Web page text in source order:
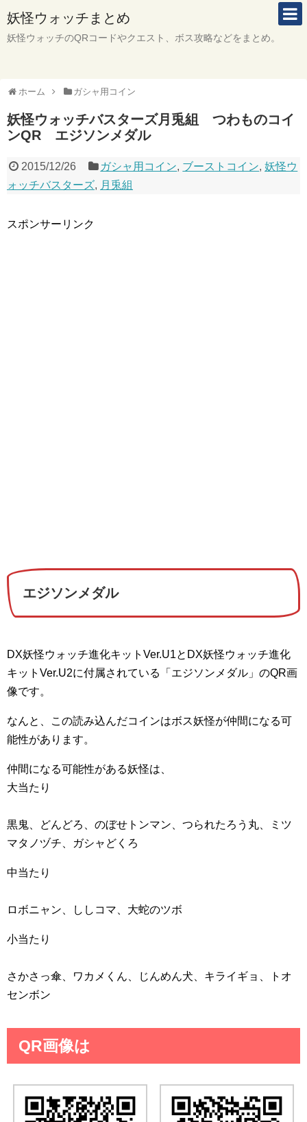
妖怪ウォッチまとめ
妖怪ウォッチのQRコードやクエスト、ボス攻略などをまとめ。
ホーム ガシャ用コイン
妖怪ウォッチバスターズ月兎組 つわものコイ
ンQR エジソンメダル
2015/12/26 ガシャ用コイン, ブーストコイン,妖怪ウ
ォッチバスターズ, 月兎組
スポンサーリンク
エジソンメダル
DX妖怪ウォッチ進化キットVer.U1とDX妖怪ウォッチ進化
キットVer.U2に付属されている「エジソンメダル」のQR画
像です。
なんと、この読み込んだコインはボス妖怪が仲間になる可
能性があります。
仲間になる可能性がある妖怪は、
大当たり
黒鬼、どんどろ、のぼせトンマン、つられたろう丸、ミツ
マタノヅチ、ガシャどくろ
中当たり
ロボニャン、ししコマ、大蛇のツボ
小当たり
さかさっ傘、ワカメくん、じんめん犬、キライギョ、トオ
センボン
QR画像は